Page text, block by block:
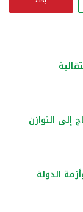
ن
إلى التوازن
الدولة